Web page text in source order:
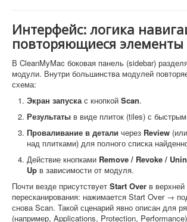
Интерфейс: логика
повторяющиеся элементы
В CleanMyMac боковая панель (sidebar)
модули. Внутри большинства модулей
схема:
Экран запуска с кнопкой Scan.
Результаты в виде плиток (tiles) с
Проваливание в детали через Review
над плитками) для полного списка
Действие кнопками Remove / Revoke /
Up в зависимости от модуля.
Почти везде присутствует Start Over в
пересканирования: нажимается Start Over →
снова Scan. Такой сценарий явно описан для
(например, Applications, Protection,